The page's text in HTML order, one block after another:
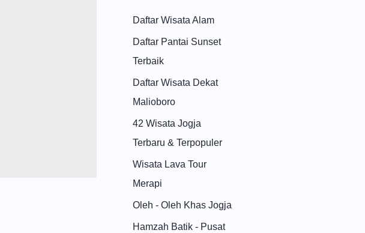
Daftar Wisata Alam
Daftar Pantai Sunset
Terbaik
Daftar Wisata Dekat
Malioboro
42 Wisata Jogja
Terbaru & Terpopuler
Wisata Lava Tour
Merapi
Oleh - Oleh Khas Jogja
Hamzah Batik - Pusat